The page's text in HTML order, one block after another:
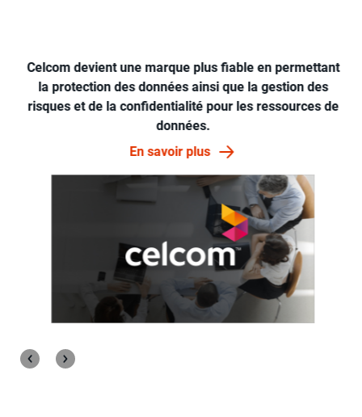
Celcom devient une marque plus fiable en permettant
la protection des données ainsi que la gestion des
risques et de la confidentialité pour les ressources de
données.
En savoir plus